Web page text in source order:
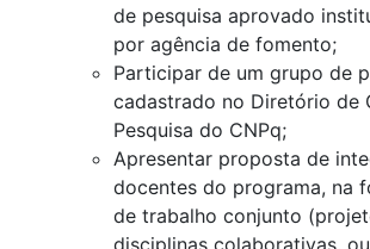
de pesquisa aprovado
por agência de fomento;
Participar de um grupo de
cadastrado no Diretório de
Pesquisa do CNPq;
Apresentar proposta de
docentes do programa, na
de trabalho conjunto
disciplinas colaborativas,